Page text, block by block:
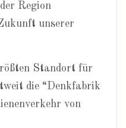
Region
unserer
Standort für
die “Denkfabrik
von